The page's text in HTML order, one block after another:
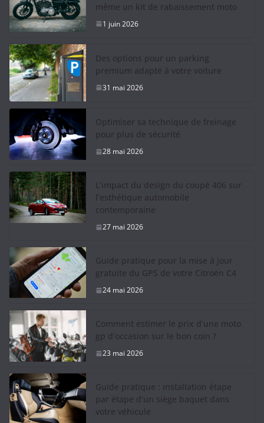
même un kit de rabaissement moto
1 juin 2026
Des options pour un parking
premium adapté à votre voiture
31 mai 2026
Optimiser sa technique de freinage
pour plus de sécurité
28 mai 2026
L’impact du design du coupé 406 sur
l’esthétique automobile
contemporaine
27 mai 2026
Guide pratique pour la mise à jour
gratuite du GPS de votre Citroën C4
24 mai 2026
Comment estimer le prix d’une moto
gp d’occasion sur le bon coin ?
23 mai 2026
Guide pratique : installation étape
par étape d’un siège baquet dans
votre véhicule